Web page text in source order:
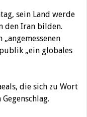
sein Land werde
den Iran bilden.
„ein globales
die sich zu Wort